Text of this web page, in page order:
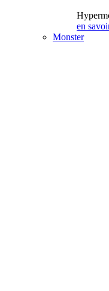
en
Monster